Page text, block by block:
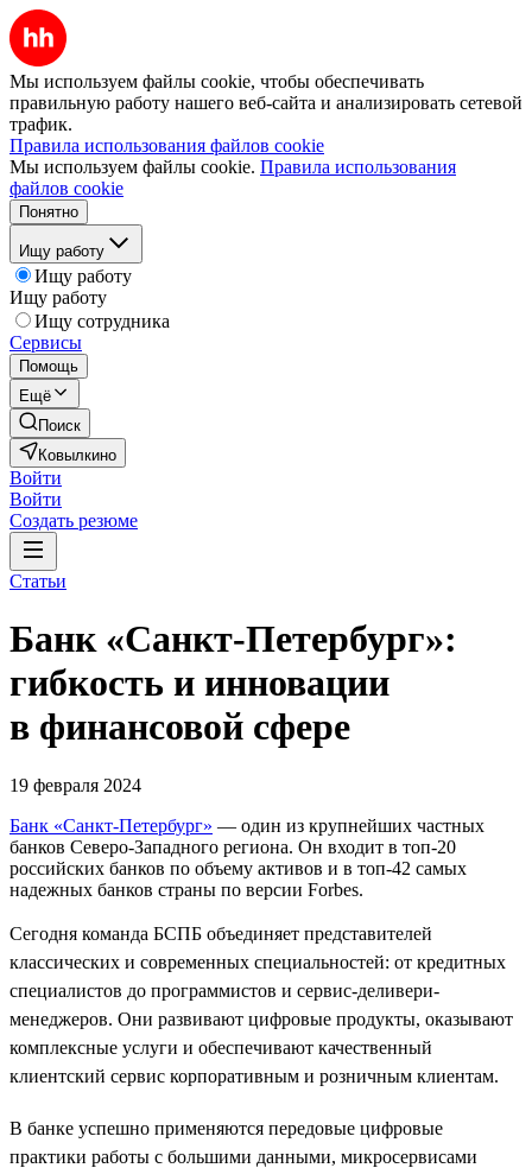
Мы используем файлы cookie, чтобы обеспечивать
правильную работу нашего веб-сайта и анализировать сетевой
трафик.
Правила использования файлов cookie
Мы используем файлы cookie. Правила использования
файлов cookie
Понятно
Ищу работу
Ищу работу
Ищу работу
Ищу сотрудника
Сервисы
Помощь
Ещё
Поиск
Ковылкино
Войти
Войти
Создать резюме
Статьи
Банк «Санкт-Петербург»:
гибкость и инновации
в финансовой сфере
19 февраля 2024
Банк «Санкт-Петербург» — один из крупнейших частных
банков Северо-Западного региона. Он входит в топ-20
российских банков по объему активов и в топ-42 самых
надежных банков страны по версии Forbes.
Сегодня команда БСПБ объединяет представителей
классических и современных специальностей: от кредитных
специалистов до программистов и сервис-деливери-
менеджеров. Они развивают цифровые продукты, оказывают
комплексные услуги и обеспечивают качественный
клиентский сервис корпоративным и розничным клиентам.
В банке успешно применяются передовые цифровые
практики работы с большими данными, микросервисами